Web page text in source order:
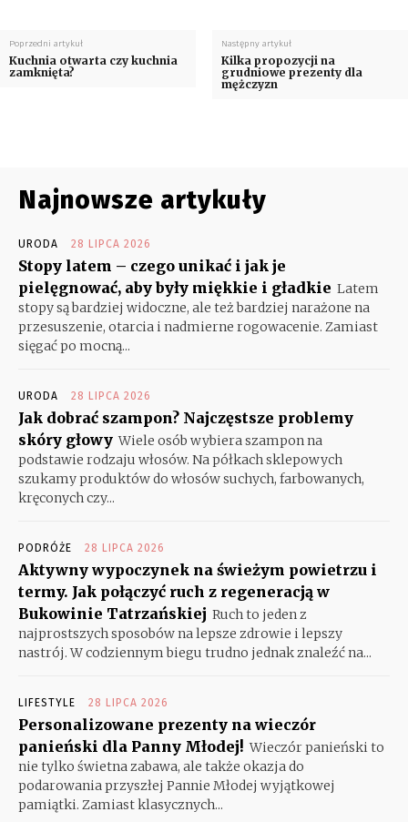
Poprzedni artykuł
Kuchnia otwarta czy kuchnia
zamknięta?
Następny artykuł
Kilka propozycji na
grudniowe prezenty dla
mężczyzn
Najnowsze artykuły
URODA 28 LIPCA 2026
Stopy latem – czego unikać i jak je
pielęgnować, aby były miękkie i gładkie Latem
stopy są bardziej widoczne, ale też bardziej narażone na
przesuszenie, otarcia i nadmierne rogowacenie. Zamiast
sięgać po mocną...
URODA 28 LIPCA 2026
Jak dobrać szampon? Najczęstsze problemy
skóry głowy Wiele osób wybiera szampon na
podstawie rodzaju włosów. Na półkach sklepowych
szukamy produktów do włosów suchych, farbowanych,
kręconych czy...
PODRÓŻE 28 LIPCA 2026
Aktywny wypoczynek na świeżym powietrzu i
termy. Jak połączyć ruch z regeneracją w
Bukowinie Tatrzańskiej Ruch to jeden z
najprostszych sposobów na lepsze zdrowie i lepszy
nastrój. W codziennym biegu trudno jednak znaleźć na...
LIFESTYLE 28 LIPCA 2026
Personalizowane prezenty na wieczór
panieński dla Panny Młodej! Wieczór panieński to
nie tylko świetna zabawa, ale także okazja do
podarowania przyszłej Pannie Młodej wyjątkowej
pamiątki. Zamiast klasycznych...